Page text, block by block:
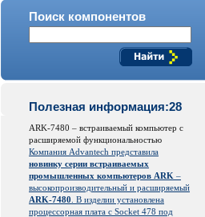
Поиск компонентов
Полезная информация:28
ARK-7480 – встраиваемый компьютер с
расширяемой функциональностью
Компания Advantech представила
новинку серии встраиваемых
промышленных компьютеров ARK –
высокопроизводительный и расширяемый
ARK-7480 . В изделии установлена
процессорная плата с Socket 478 под